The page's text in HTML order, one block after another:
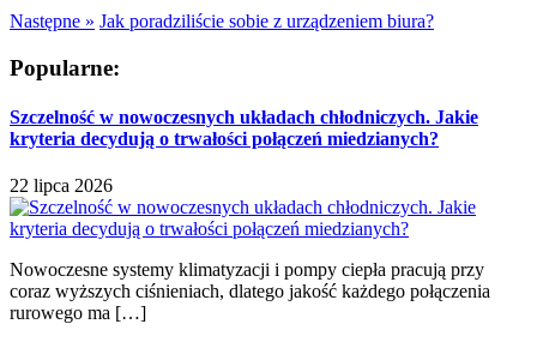
Następne » Jak poradziliście sobie z urządzeniem biura?
Popularne:
Szczelność w nowoczesnych układach chłodniczych. Jakie
kryteria decydują o trwałości połączeń miedzianych?
22 lipca 2026
Nowoczesne systemy klimatyzacji i pompy ciepła pracują przy
coraz wyższych ciśnieniach, dlatego jakość każdego połączenia
rurowego ma […]